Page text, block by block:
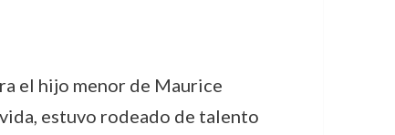
el hijo menor de Maurice
estuvo rodeado de talento